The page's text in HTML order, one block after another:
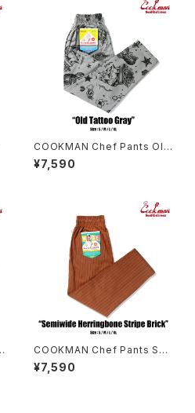
COOKMAN Chef Pants Old
Tattoo GRAY
¥7,590
COOKMAN Chef Pants Se
miwide Herringbone Stripe
Brick
¥7,590